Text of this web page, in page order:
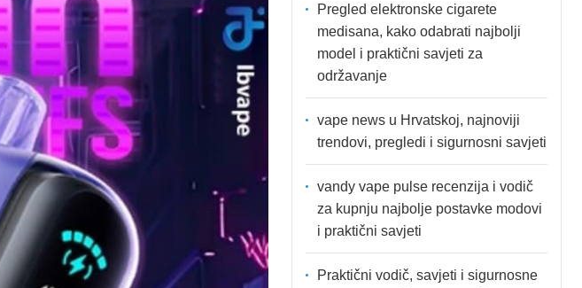
Pregled elektronske cigarete
medisana, kako odabrati najbolji
model i praktični savjeti za
održavanje
vape news u Hrvatskoj, najnoviji
trendovi, pregledi i sigurnosni savjeti
vandy vape pulse recenzija i vodič
za kupnju najbolje postavke modovi
i praktični savjeti
Praktični vodič, savjeti i sigurnosne